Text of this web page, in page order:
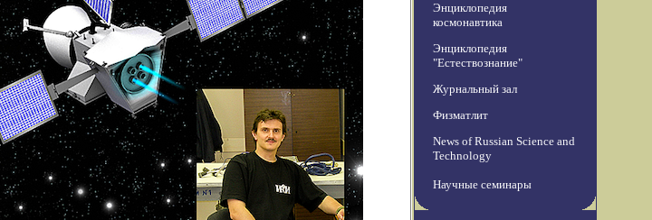
Энциклопедия
космонавтика
Энциклопедия
"Естествознание"
Журнальный зал
Физматлит
News of Russian Science and
Technology
Научные семинары